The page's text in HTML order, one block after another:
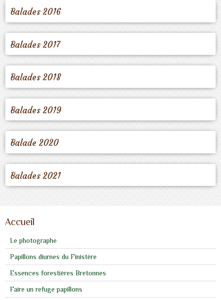
Balades 2016
Balades 2017
Balades 2018
Balades 2019
Balade 2020
Balades 2021
Accueil
Le photographe
Papillons diurnes du Finistère
Essences forestières Bretonnes
Faire un refuge papillons